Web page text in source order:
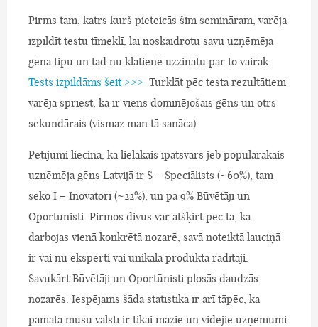
Pirms tam, katrs kurš pieteicās šim semināram, varēja
izpildīt testu tīmeklī, lai noskaidrotu savu uzņēmēja
gēna tipu un tad nu klātienē uzzinātu par to vairāk.
Tests izpildāms šeit >>> Turklāt pēc testa rezultātiem
varēja spriest, ka ir viens dominējošais gēns un otrs
sekundārais (vismaz man tā sanāca).
Pētījumi liecina, ka lielākais īpatsvars jeb populārākais
uzņēmēja gēns Latvijā ir S – Speciālists (~60%), tam
seko I – Inovatori (~22%), un pa 9% Būvētāji un
Oportūnisti. Pirmos divus var atšķirt pēc tā, ka
darbojas vienā konkrētā nozarē, savā noteiktā lauciņā
ir vai nu eksperti vai unikāla produkta radītāji.
Savukārt Būvētāji un Oportūnisti plosās daudzās
nozarēs. Iespējams šāda statistika ir arī tāpēc, ka
pamatā mūsu valstī ir tikai mazie un vidējie uzņēmumi.